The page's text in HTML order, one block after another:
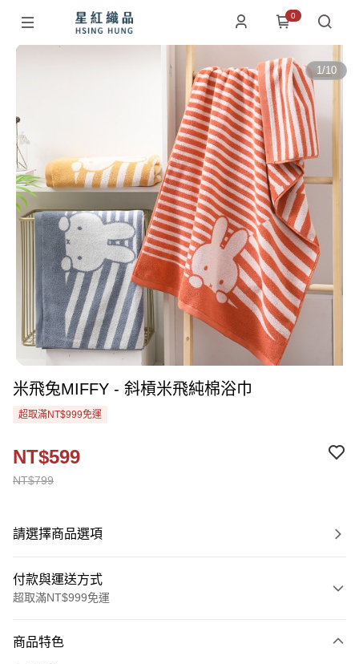
0
1/10
米飛兔MIFFY - 斜槓米飛純棉浴巾
超取滿NT$999免運
NT$799
NT$599
請選擇商品選項
付款與運送方式
超取滿NT$999免運
信用卡一次付款
商品特色